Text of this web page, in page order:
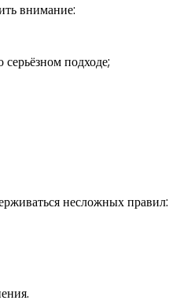
внимание:
подходе;
несложных правил: